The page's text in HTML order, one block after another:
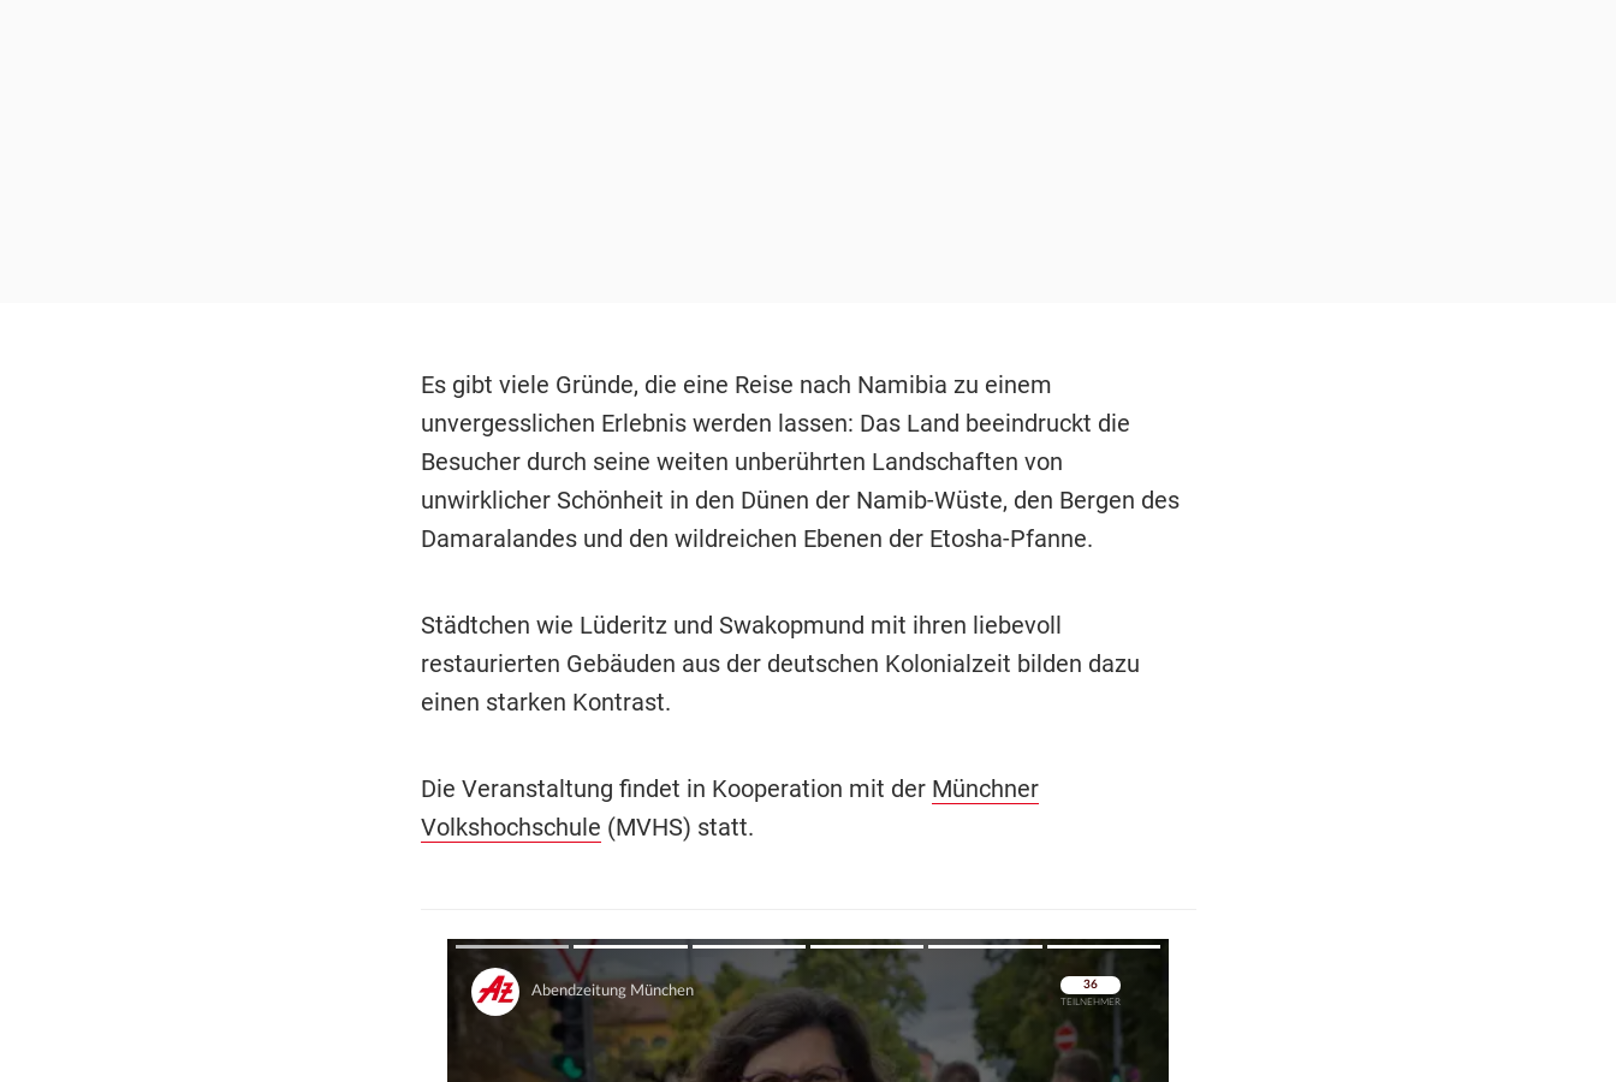
Es gibt viele Gründe, die eine Reise nach Namibia zu einem
unvergesslichen Erlebnis werden lassen: Das Land beeindruckt die
Besucher durch seine weiten unberührten Landschaften von
unwirklicher Schönheit in den Dünen der Namib-Wüste, den Bergen des
Damaralandes und den wildreichen Ebenen der Etosha-Pfanne.
Städtchen wie Lüderitz und Swakopmund mit ihren liebevoll
restaurierten Gebäuden aus der deutschen Kolonialzeit bilden dazu
einen starken Kontrast.
Die Veranstaltung findet in Kooperation mit der Münchner
Volkshochschule (MVHS) statt.
Überspringen